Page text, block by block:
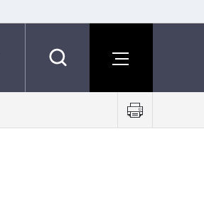
트